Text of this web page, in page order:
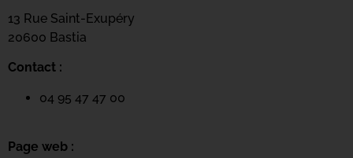
13 Rue Saint-Exupéry
20600 Bastia
Contact :
04 95 47 47 00
Page web :